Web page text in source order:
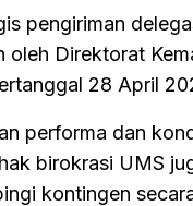
pengiriman
oleh Direktorat
28 April
performa dan
birokrasi UMS
kontingen